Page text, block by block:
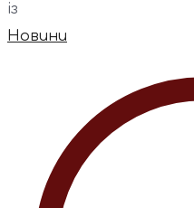
із
Новини